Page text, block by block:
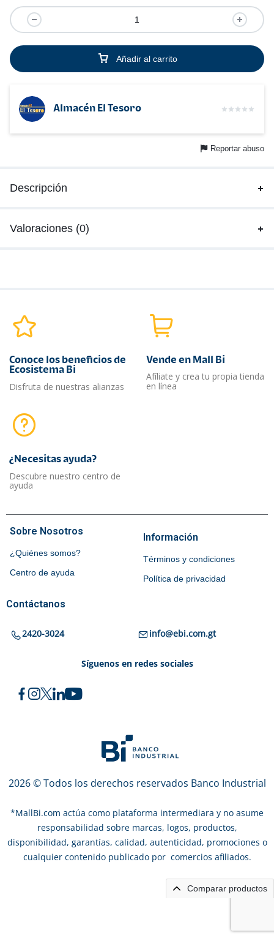
Añadir al carrito
Almacén El Tesoro
Reportar abuso
Descripción
Valoraciones (0)
Conoce los beneficios de
Ecosistema Bi
Disfruta de nuestras alianzas
Vende en Mall Bi
Afíliate y crea tu propia tienda
en línea
¿Necesitas ayuda?​
Descubre nuestro centro de
ayuda
Sobre Nosotros
¿Quiénes somos?
Centro de ayuda
Información
Términos y condiciones
Política de privacidad
Contáctanos
2420-3024 info@ebi.com.gt
Síguenos en redes sociales
2026 © Todos los derechos reservados Banco Industrial
*MallBi.com actúa como plataforma intermediara y no asume
responsabilidad sobre marcas, logos, productos,
disponibilidad, garantías, calidad, autenticidad, promociones o
cualquier contenido publicado por comercios afiliados.
Comparar productos